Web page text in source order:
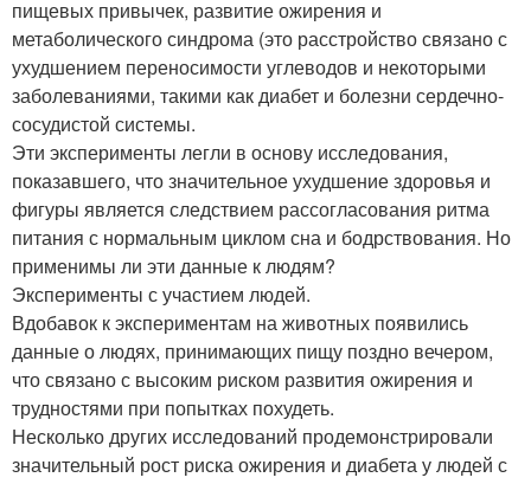
пищевых привычек, развитие ожирения и
метаболического синдрома (это расстройство связано с
ухудшением переносимости углеводов и некоторыми
заболеваниями, такими как диабет и болезни сердечно-
сосудистой системы.
Эти эксперименты легли в основу исследования,
показавшего, что значительное ухудшение здоровья и
фигуры является следствием рассогласования ритма
питания с нормальным циклом сна и бодрствования. Но
применимы ли эти данные к людям?
Эксперименты с участием людей.
Вдобавок к экспериментам на животных появились
данные о людях, принимающих пищу поздно вечером,
что связано с высоким риском развития ожирения и
трудностями при попытках похудеть.
Несколько других исследований продемонстрировали
значительный рост риска ожирения и диабета у людей с